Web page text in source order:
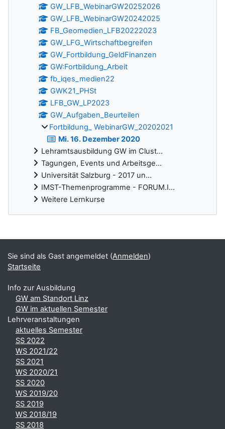
GW_LFB_WebinarGW20252026
GW_LFB_WebinarGW20242025
FB_Geomedien_LFB20222023
GW_LFG_Wirtschaftbegreifen
GW_Fortbildung_GeldFinanzen
GW:Fortbildung_Arbeit
fb_iqes_medien22
GWK21_PHSt
LFB_GW_LP2023
GW_Aufgaben_Beurteilen
Fortbildung_ WebinarGW_20202021
Mi. 16. Dezember 2020
Lehramtsausbildung GW im Clust...
Tagungen, Events und Arbeitsge...
Universität Salzburg - 2017 un...
IMST-Themenprogramme - FORUM.I...
Weitere Lernkurse
Ergänzungsblöcke
Sie sind als Gast angemeldet (Anmelden)
Startseite
Info zur Ausbildung
GW am Standort Linz
GW im aktuellen Semester
Lehrveranstaltungen
aktuelles Semester
SS 2022
WS 2021/22
SS 2021
WS 2020/21
SS 2020
WS 2019/20
SS 2019
WS 2018/19
SS 2018